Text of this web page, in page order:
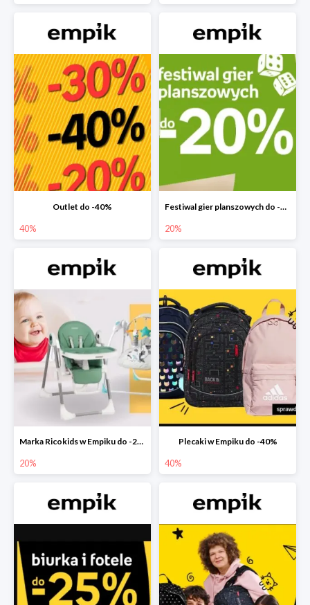
Outlet do -40%
40%
Festiwal gier planszowych do -20%
20%
Marka Ricokids w Empiku do -20%
20%
Plecaki w Empiku do -40%
40%